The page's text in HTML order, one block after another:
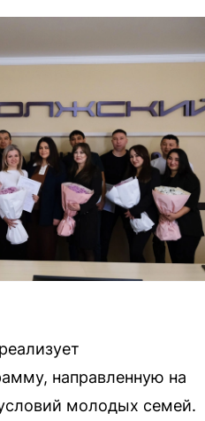
направленную на
молодых семей.